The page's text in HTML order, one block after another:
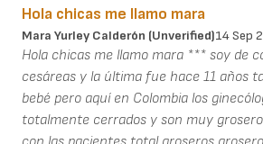
Hola chicas me llamo mara
Mara Yurley Calderón (unverified)14 Sep
Hola chicas me llamo mara *** soy de
cesáreas y la última fue hace 11 años
bebé pero aquí en Colombia los
totalmente cerrados y son muy